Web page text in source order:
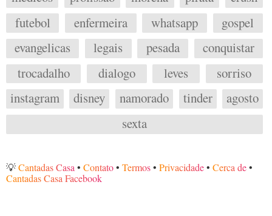
futebol
enfermeira whatsapp
gospel
evangelicas
legais pesada
conquistar
trocadalho
dialogo leves
sorriso
instagram
disney namorado tinder
agosto
sexta
💡Cantadas Casa• Contato• Termos• Privacidade• Cerca de•
Cantadas Casa Facebook